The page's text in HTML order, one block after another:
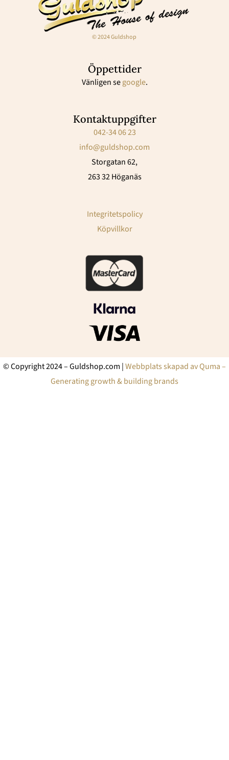
© 2024 Guldshop
Öppettider
Vänligen segoogle.
Kontaktuppgifter
042-34 06 23
info@guldshop.com
Storgatan 62,
263 32 Höganäs
Integritetspolicy
Köpvillkor
© Copyright 2024 – Guldshop.com |Webbplats skapad av Quma –
Generating growth & building brands